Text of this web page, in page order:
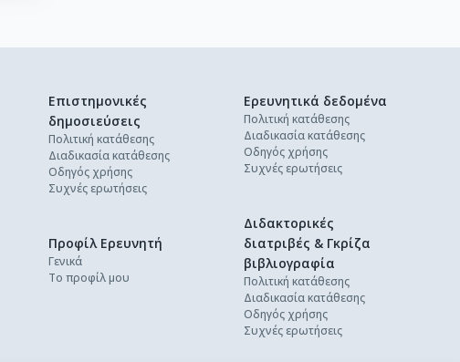
Επιστημονικές
δημοσιεύσεις
Πολιτική κατάθεσης
Διαδικασία κατάθεσης
Οδηγός χρήσης
Συχνές ερωτήσεις
Ερευνητικά δεδομένα
Πολιτική κατάθεσης
Διαδικασία κατάθεσης
Οδηγός χρήσης
Συχνές ερωτήσεις
Διδακτορικές
διατριβές & Γκρίζα
βιβλιογραφία
Πολιτική κατάθεσης
Διαδικασία κατάθεσης
Οδηγός χρήσης
Συχνές ερωτήσεις
Προφίλ Ερευνητή
Γενικά
Το προφίλ μου